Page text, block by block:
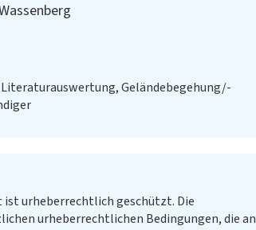
Geländebegehung/-
urheberrechtlich geschützt. Die
urheberrechtlichen Bedingungen, die an